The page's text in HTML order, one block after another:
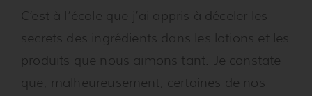
C’est à l’école que j’ai appris à déceler les
secrets des ingrédients dans les lotions et les
produits que nous aimons tant. Je constate
que, malheureusement, certaines de nos